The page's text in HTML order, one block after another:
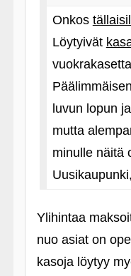
Onkos
Löytyivät
luvun lopun
mutta
minulle näitä
Ylihintaa
nuo asiat on
kasoja löytyy